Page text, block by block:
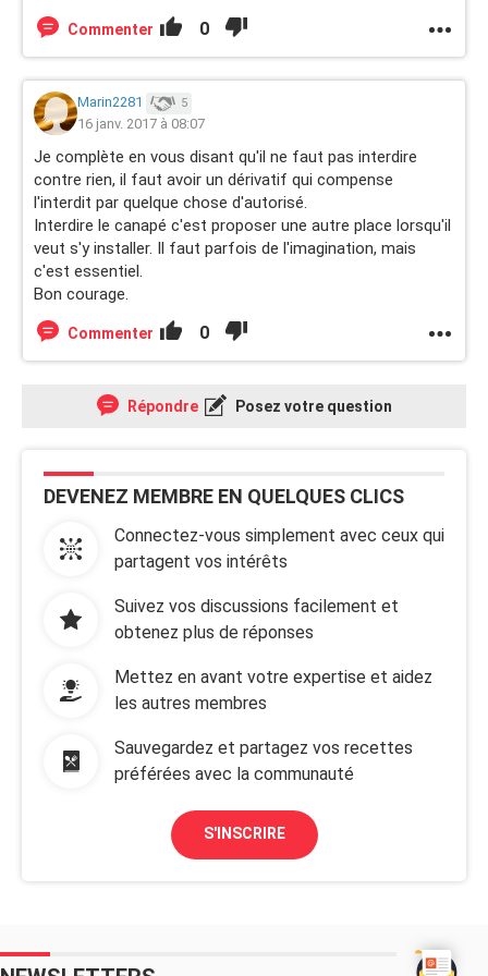
jusqu'a lage de 18 ans un chien formidable) mais là .........
Commenter 0
Marin2281 5
16 janv. 2017 à 08:07
Je complète en vous disant qu'il ne faut pas interdire
contre rien, il faut avoir un dérivatif qui compense
l'interdit par quelque chose d'autorisé.
Interdire le canapé c'est proposer une autre place lorsqu'il
veut s'y installer. Il faut parfois de l'imagination, mais
c'est essentiel.
Bon courage.
Commenter 0
Répondre Posez votre question
DEVENEZ MEMBRE EN QUELQUES CLICS
Connectez-vous simplement avec ceux qui
partagent vos intérêts
Suivez vos discussions facilement et
obtenez plus de réponses
Mettez en avant votre expertise et aidez
les autres membres
Sauvegardez et partagez vos recettes
préférées avec la communauté
S'INSCRIRE